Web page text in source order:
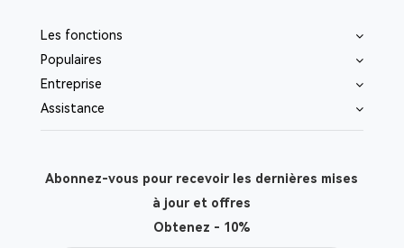
Les fonctions
Populaires
Entreprise
Assistance
Abonnez-vous pour recevoir les dernières mises
à jour et offres
Obtenez - 10%